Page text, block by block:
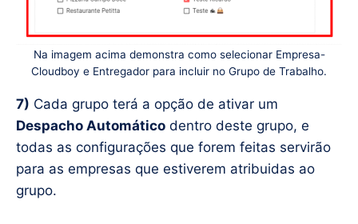
Na imagem acima demonstra como selecionar Empresa-
Cloudboy e Entregador para incluir no Grupo de Trabalho.
7) Cada grupo terá a opção de ativar um
Despacho Automático dentro deste grupo, e
todas as configurações que forem feitas servirão
para as empresas que estiverem atribuidas ao
grupo.